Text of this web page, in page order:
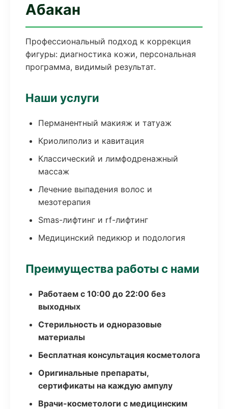
Абакан
Профессиональный подход к коррекция
фигуры: диагностика кожи, персональная
программа, видимый результат.
Наши услуги
Перманентный макияж и татуаж
Криолиполиз и кавитация
Классический и лимфодренажный
массаж
Лечение выпадения волос и
мезотерапия
Smas-лифтинг и rf-лифтинг
Медицинский педикюр и подология
Преимущества работы с нами
Работаем с 10:00 до 22:00 без
выходных
Стерильность и одноразовые
материалы
Бесплатная консультация косметолога
Оригинальные препараты,
сертификаты на каждую ампулу
Врачи-косметологи с медицинским